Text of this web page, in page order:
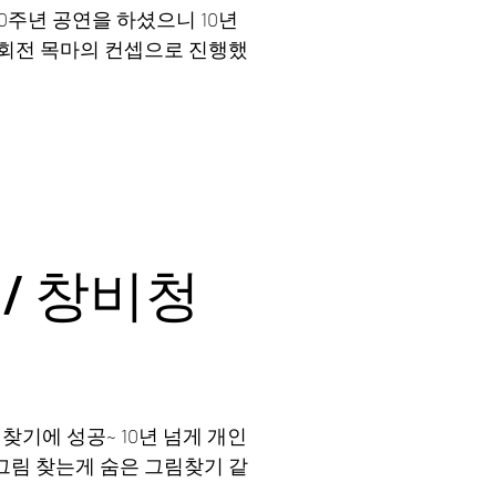
년 공연을 하셨으니 10년
전 목마의 컨셉으로 진행했
창비청
기에 성공~ 10년 넘게 개인
림 찾는게 숨은 그림찾기 같